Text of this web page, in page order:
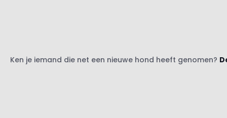
Ken je iemand die net een nieuwe hond heeft genomen?